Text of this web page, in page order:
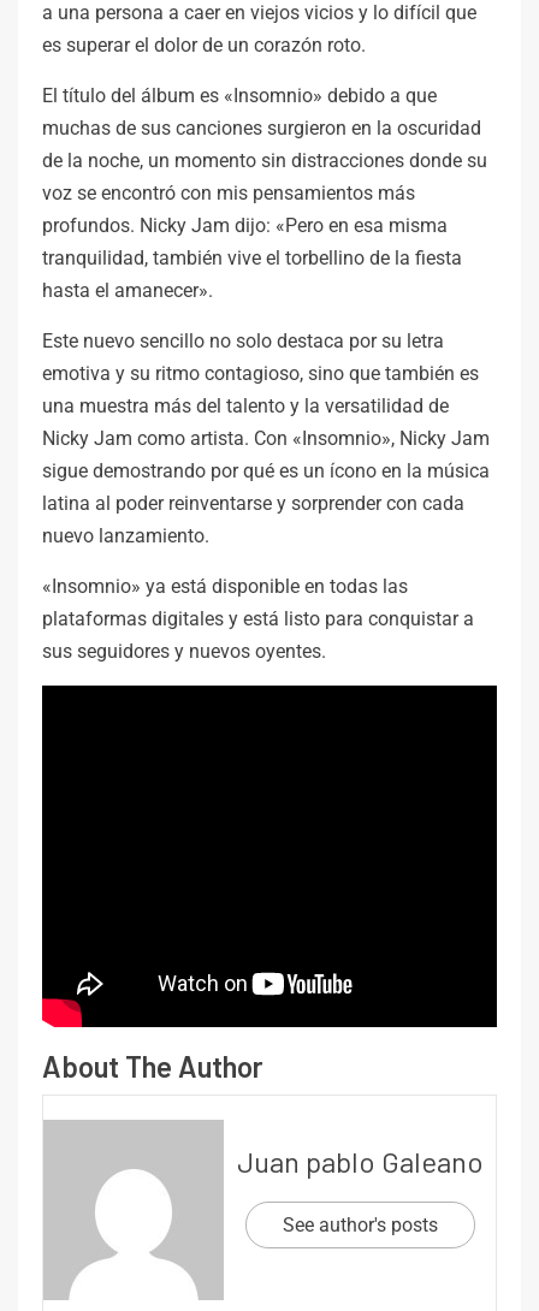
a una persona a caer en viejos vicios y lo difícil que
es superar el dolor de un corazón roto.
El título del álbum es «Insomnio» debido a que
muchas de sus canciones surgieron en la oscuridad
de la noche, un momento sin distracciones donde su
voz se encontró con mis pensamientos más
profundos. Nicky Jam dijo: «Pero en esa misma
tranquilidad, también vive el torbellino de la fiesta
hasta el amanecer».
Este nuevo sencillo no solo destaca por su letra
emotiva y su ritmo contagioso, sino que también es
una muestra más del talento y la versatilidad de
Nicky Jam como artista. Con «Insomnio», Nicky Jam
sigue demostrando por qué es un ícono en la música
latina al poder reinventarse y sorprender con cada
nuevo lanzamiento.
«Insomnio» ya está disponible en todas las
plataformas digitales y está listo para conquistar a
sus seguidores y nuevos oyentes.
About The Author
Juan pablo Galeano
See author's posts